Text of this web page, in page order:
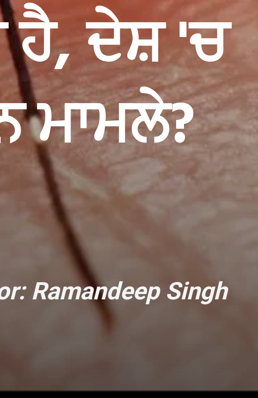
ਹੈ, ਦੇਸ਼ 'ਚ
ਮਾਮਲੇ?
Ramandeep Singh